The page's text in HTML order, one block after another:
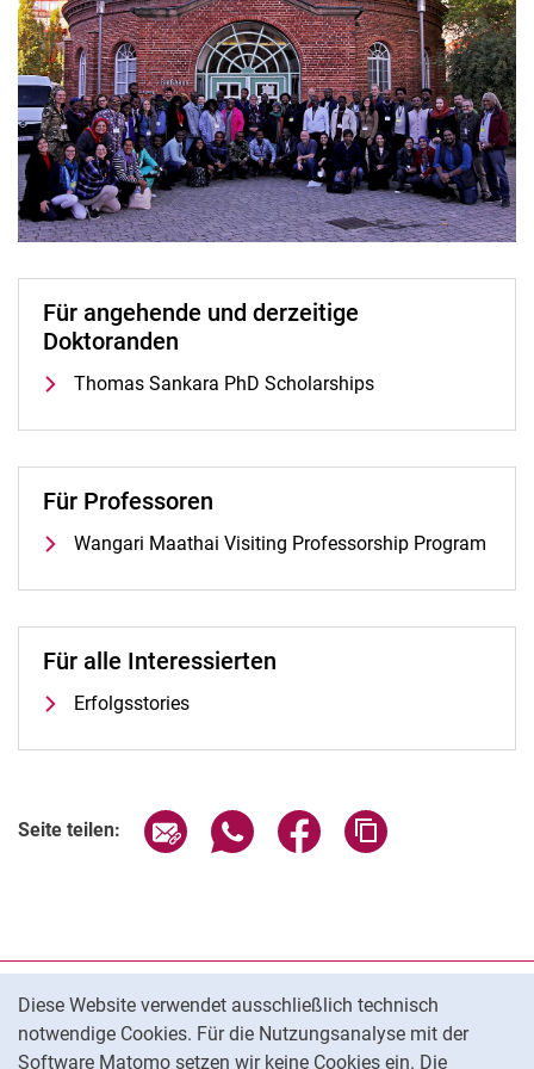
Diese Website verwendet ausschließlich technisch
notwendige Cookies. Für die Nutzungsanalyse mit der
Software Matomo setzen wir keine Cookies ein. Die
Thomas Sankara PhD Scholarships
Wangari Maathai Visiting Professorship Program
Bewerbungsinfos
Erfolgsstories
Pressematerialien und Datei-Downloads
Für angehende und derzeitige
Doktoranden
Thomas Sankara PhD Scholarships
Für Professoren
Wangari Maathai Visiting Professorship Program
Für alle Interessierten
Erfolgsstories
Seite teilen: Seite über E-Mail teilen
Seite über WhatsApp teilen
Seite über Facebook
Datenschutz
Barrierefreiheit